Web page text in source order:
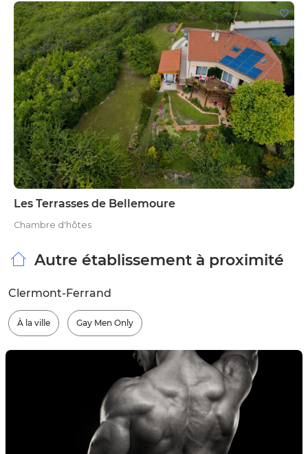
Les Terrasses de Bellemoure
Chambre d'hôtes
Autre établissement à proximité
Clermont-Ferrand
À la ville Gay Men Only